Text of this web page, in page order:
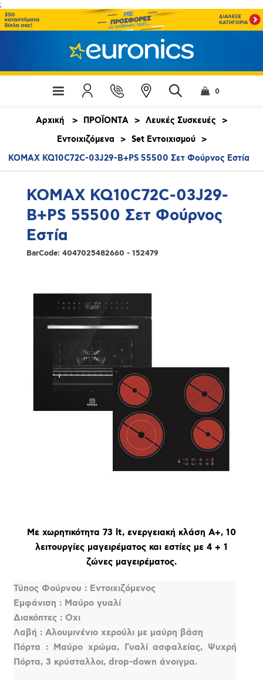
;
0
Αρχική > ΠΡΟΪΟΝΤΑ > Λευκές Συσκευές
>
Εντοιχιζόμενα
> Set Εντοιχισμού >
KOMAX KQ10C72C-03J29-B+PS 55500 Σετ Φούρνος Εστία
KOMAX KQ10C72C-03J29-
B+PS 55500 Σετ Φούρνος
Εστία
BarCode: 4047025482660 - 152479
Με χωρητικότητα 73 lt, ενεργειακή κλάση Α+, 10
λειτουργίες μαγειρέματος και εστίες με 4 + 1
ζώνες μαγειρέματος.
Τύπος Φούρνου : Εντοιχιζόμενος
Εμφάνιση : Μαύρο γυαλί
Διακόπτες : Οχι
Λαβή : Αλουμινένιο χερούλι με μαύρη βάση
Πόρτα : Μαύρο χρώμα, Γυαλί ασφαλείας, Ψυχρή
Πόρτα, 3 κρύσταλλοι, drop-down άνοιγμα.